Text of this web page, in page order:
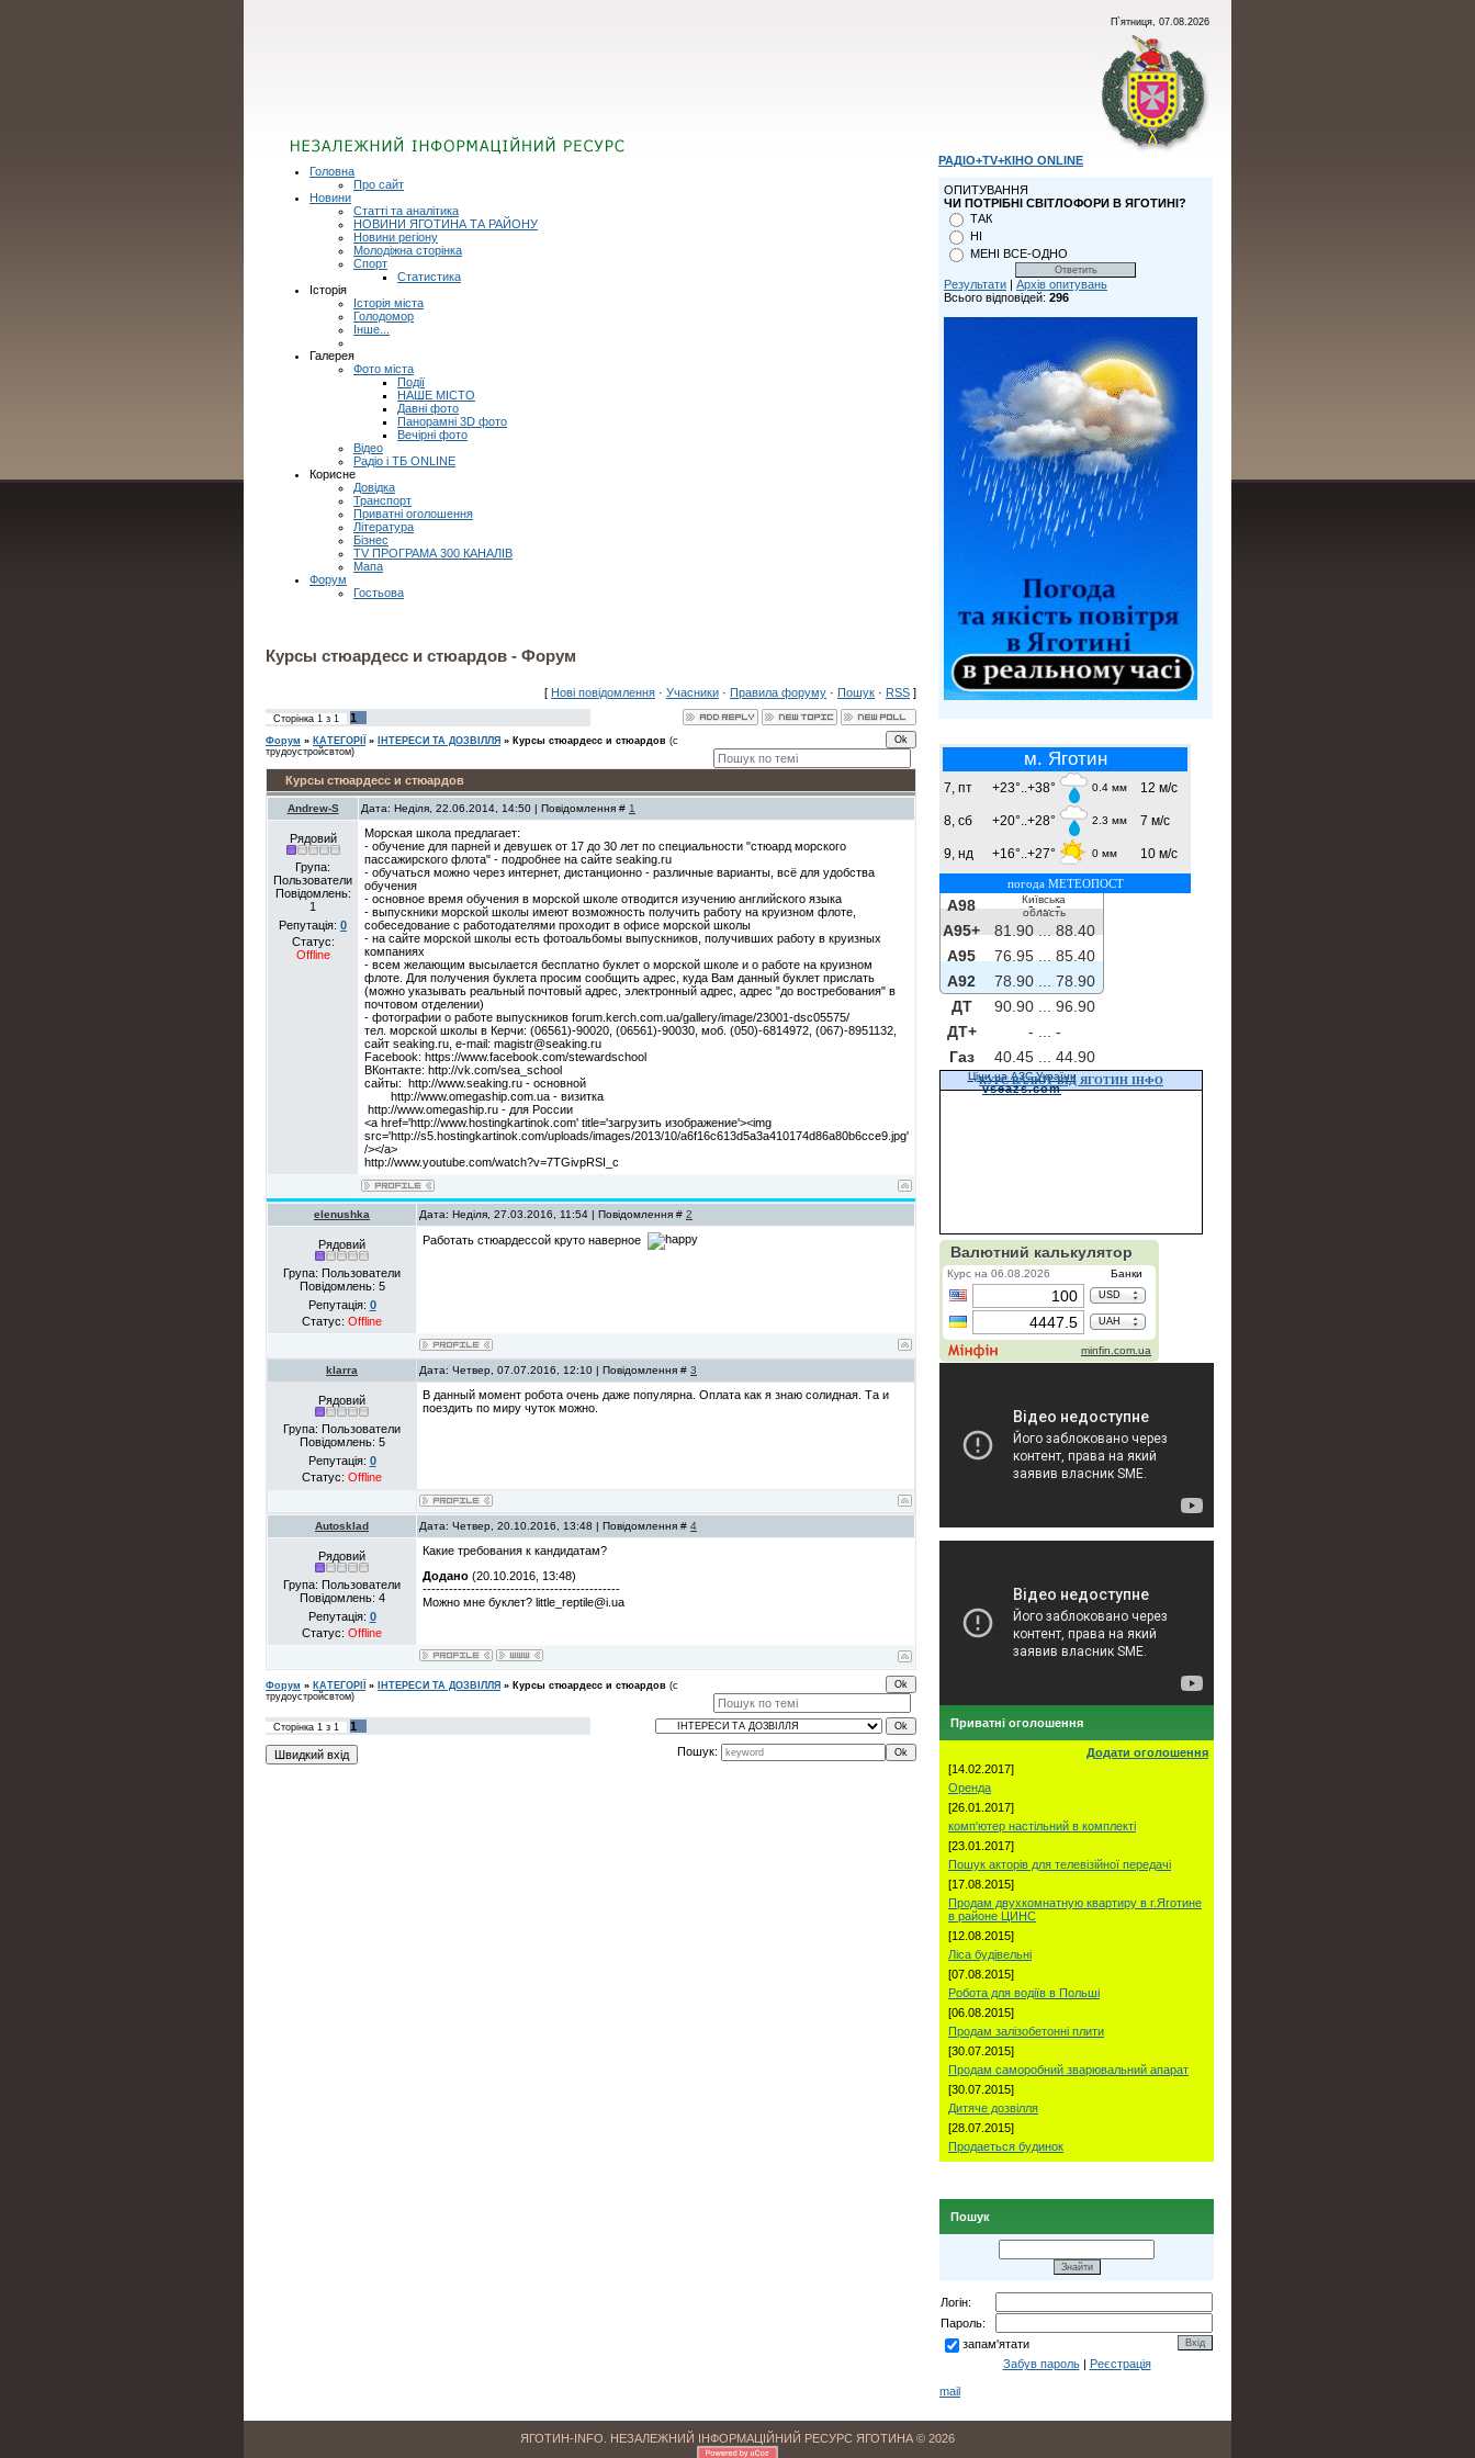
П`ятниця, 07.08.2026
Головна
Про сайт
Новини
Статті та аналітика
НОВИНИ ЯГОТИНА ТА РАЙОНУ
Новини регіону
Молодіжна сторінка
Спорт
Статистика
Історія
Історія міста
Голодомор
Інше...
Галерея
Фото міста
Події
НАШЕ МІСТО
Давні фото
Панорамні 3D фото
Вечірні фото
Відео
Радіо і ТБ ONLINE
Корисне
Довідка
Транспорт
Приватні оголошення
Література
Бізнес
TV ПРОГРАМА 300 КАНАЛІВ
Мапа
Форум
Гостьова
Курсы стюардесс и стюардов - Форум
[ Нові повідомлення · Учасники · Правила форуму · Пошук · RSS ]
Сторінка 1 з 1 1
Форум » КАТЕГОРІЇ » ІНТЕРЕСИ ТА ДОЗВІЛЛЯ » Курсы стюардесс и стюардов (с
трудоустройсвтом)
Курсы стюардесс и стюардов
Andrew-S Дата: Неділя, 22.06.2014, 14:50 | Повідомлення # 1
Рядовий
Група:
Пользователи
Повідомлень:
1
Репутація: 0
Статус:
Offline
Морская школа предлагает:
- обучение для парней и девушек от 17 до 30 лет по специальности "стюард морского
пассажирского флота" - подробнее на сайте seaking.ru
- обучаться можно через интернет, дистанционно - различные варианты, всё для удобства
обучения
- основное время обучения в морской школе отводится изучению английского языка
- выпускники морской школы имеют возможность получить работу на круизном флоте,
собеседование с работодателями проходит в офисе морской школы
- на сайте морской школы есть фотоальбомы выпускников, получивших работу в круизных
компаниях
- всем желающим высылается бесплатно буклет о морской школе и о работе на круизном
флоте. Для получения буклета просим сообщить адрес, куда Вам данный буклет прислать
(можно указывать реальный почтовый адрес, электронный адрес, адрес "до востребования" в
почтовом отделении)
- фотографии о работе выпускников forum.kerch.com.ua/gallery/image/23001-dsc05575/
тел. морской школы в Керчи: (06561)-90020, (06561)-90030, моб. (050)-6814972, (067)-8951132,
сайт seaking.ru, e-mail: magistr@seaking.ru
Facebook: https://www.facebook.com/stewardschool
ВКонтакте: http://vk.com/sea_school
сайты: http://www.seaking.ru - основной
http://www.omegaship.com.ua - визитка
http://www.omegaship.ru - для России
<a href='http://www.hostingkartinok.com' title='загрузить изображение'><img
src='http://s5.hostingkartinok.com/uploads/images/2013/10/a6f16c613d5a3a410174d86a80b6cce9.jpg'
/></a>
http://www.youtube.com/watch?v=7TGivpRSI_c
elenushka Дата: Неділя, 27.03.2016, 11:54 | Повідомлення # 2
Рядовий
Група: Пользователи
Повідомлень: 5
Репутація: 0
Статус: Offline
Работать стюардессой круто наверное
klarra Дата: Четвер, 07.07.2016, 12:10 | Повідомлення # 3
Рядовий
Група: Пользователи
Повідомлень: 5
Репутація: 0
Статус: Offline
В данный момент робота очень даже популярна. Оплата как я знаю солидная. Та и
поездить по миру чуток можно.
Autosklad Дата: Четвер, 20.10.2016, 13:48 | Повідомлення # 4
Рядовий
Група: Пользователи
Повідомлень: 4
Репутація: 0
Статус: Offline
Какие требования к кандидатам?
Додано (20.10.2016, 13:48)
---------------------------------------------
Можно мне буклет? little_reptile@i.ua
Форум » КАТЕГОРІЇ » ІНТЕРЕСИ ТА ДОЗВІЛЛЯ » Курсы стюардесс и стюардов (с
трудоустройсвтом)
Сторінка 1 з 1
1
Пошук:
РАДІО+TV+КІНО ONLINE
ОПИТУВАННЯ
ЧИ ПОТРІБНІ СВІТЛОФОРИ В ЯГОТИНІ?
ТАК
НІ
МЕНІ ВСЕ-ОДНО
Результати | Архів опитувань
Всього відповідей: 296
м. Яготин
7, пт +23°..+38° 0.4 мм 12 м/с
8, сб +20°..+28° 2.3 мм 7 м/с
9, нд +16°..+27° 0 мм 10 м/с
погода МЕТЕОПОСТ
Київська
область
A98 - ...-
A95+
81.90 ...
88.40
A95
76.95 ...
85.40
A92
78.90 ...
78.90
ДТ
90.90 ...
96.90
ДТ+
- ...
-
Газ
40.45 ... 44.90
Ціни на АЗС України
vseazs.com
КУРС ВАЛЮТ ВІД ЯГОТИН ІНФО
Приватні оголошення
Додати оголошення
[14.02.2017]
Оренда
[26.01.2017]
комп'ютер настільний в комплекті
[23.01.2017]
Пошук акторів для телевізійної передачі
[17.08.2015]
Продам двухкомнатную квартиру в г.Яготине
в районе ЦИНС
[12.08.2015]
Ліса будівельні
[07.08.2015]
Робота для водіїв в Польші
[06.08.2015]
Продам залізобетонні плити
[30.07.2015]
Продам саморобний зварювальний апарат
[30.07.2015]
Дитяче дозвілля
[28.07.2015]
Продаеться будинок
Пошук
Логін:
Пароль:
запам'ятати
Забув пароль| Реєстрація
mail
ЯГОТИН-INFO. НЕЗАЛЕЖНИЙ ІНФОРМАЦІЙНИЙ РЕСУРС ЯГОТИНА © 2026